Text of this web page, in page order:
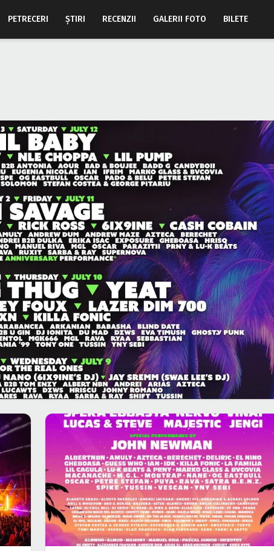
PETRECERI ŞTIRI RECENZII GALERII FOTO BILETE